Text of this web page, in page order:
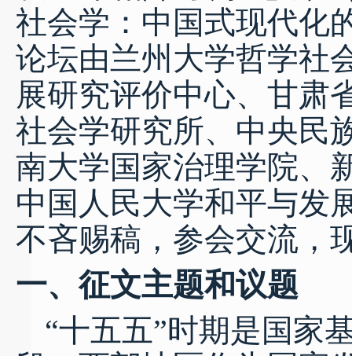
社会学：中国式现代化
论坛由兰州大学哲学社
展研究评价中心、甘肃
社会学研究所、中央民
南大学国家治理学院、
中国人民大学和平与发
不吝赐稿， 参会交流，
一、征文主题和议题
“十五五”时期是国家